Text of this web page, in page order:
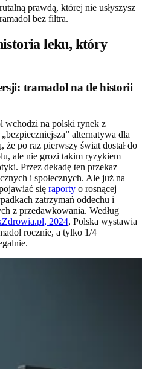
prawdą, której nie usłyszysz
bez filtra.
leku, który
tramadol na tle historii
wchodzi na polski rynek z
alternatywa dla
po raz pierwszy świat dostał do
ale nie grozi takim ryzykiem
Przez dekadę ten przekaz
i społecznych. Ale już na
się raporty o rosnącej
zatrzymań oddechu i
z przedawkowania. Według
2024, Polska wystawia
rocznie, a tylko 1/4